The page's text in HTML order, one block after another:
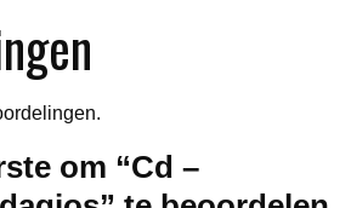
om “Cd –